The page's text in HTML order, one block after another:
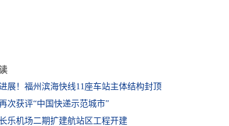
展！福州滨海快线11座车站主体结构封顶
次获评“中国快递示范城市”
乐机场二期扩建航站区工程开建